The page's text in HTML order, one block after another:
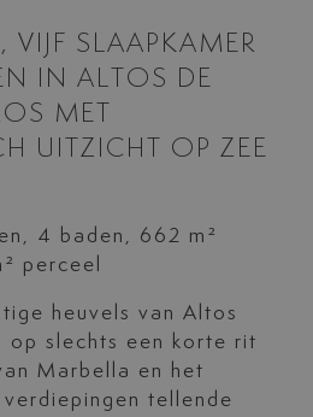
VIJF SLAAPKAMER
IN ALTOS DE
MET
UITZICHT OP ZEE
4 baden, 662 m²
perceel
heuvels van Altos
op slechts een korte rit
Marbella en het
tellende